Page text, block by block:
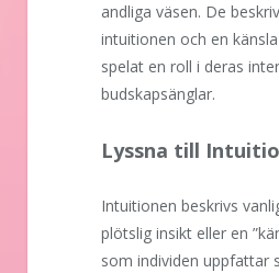
andliga väsen. De
intuitionen och en
spelat en roll i deras
budskapsänglar.
Lyssna till
Intuitionen beskrivs
plötslig insikt eller en
som individen uppfattar